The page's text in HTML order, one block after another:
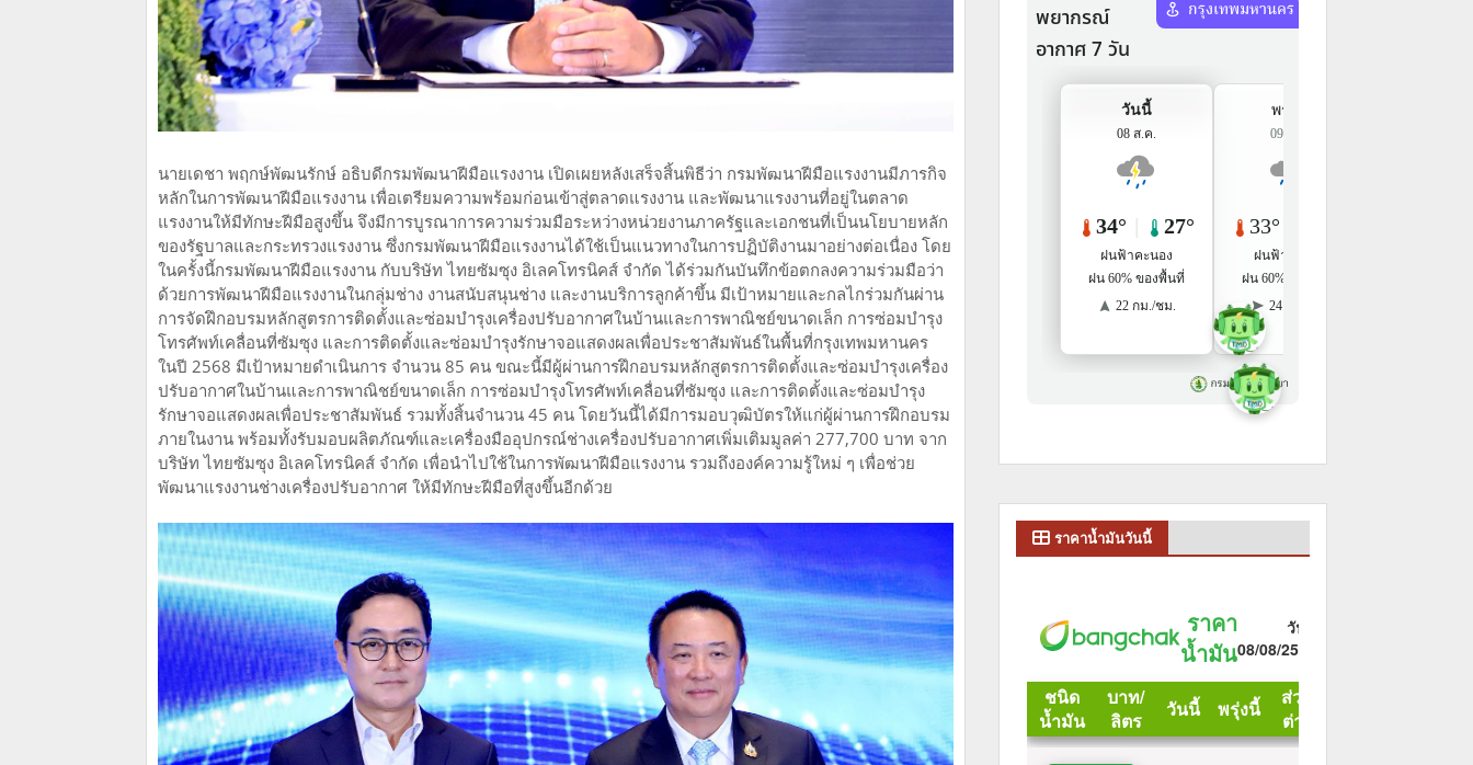
นายเดชา พฤกษ์พัฒนรักษ์ อธิบดีกรมพัฒนาฝีมือแรงงาน เปิดเผยหลังเสร็จสิ้นพิธีว่า กรมพัฒนาฝีมือแรงงานมีภารกิจ
หลักในการพัฒนาฝีมือแรงงาน เพื่อเตรียมความพร้อมก่อนเข้าสู่ตลาดแรงงาน และพัฒนาแรงงานที่อยู่ในตลาด
แรงงานให้มีทักษะฝีมือสูงขึ้น จึงมีการบูรณาการความร่วมมือระหว่างหน่วยงานภาครัฐและเอกชนที่เป็นนโยบายหลัก
ของรัฐบาลและกระทรวงแรงงาน ซึ่งกรมพัฒนาฝีมือแรงงานได้ใช้เป็นแนวทางในการปฏิบัติงานมาอย่างต่อเนื่อง โดย
ในครั้งนี้กรมพัฒนาฝีมือแรงงาน กับบริษัท ไทยซัมซุง อิเลคโทรนิคส์ จำกัด ได้ร่วมกันบันทึกข้อตกลงความร่วมมือว่า
ด้วยการพัฒนาฝีมือแรงงานในกลุ่มช่าง งานสนับสนุนช่าง และงานบริการลูกค้าขึ้น มีเป้าหมายและกลไกร่วมกันผ่าน
การจัดฝึกอบรมหลักสูตรการติดตั้งและซ่อมบำรุงเครื่องปรับอากาศในบ้านและการพาณิชย์ขนาดเล็ก การซ่อมบำรุง
โทรศัพท์เคลื่อนที่ซัมซุง และการติดตั้งและซ่อมบำรุงรักษาจอแสดงผลเพื่อประชาสัมพันธ์ในพื้นที่กรุงเทพมหานคร
ในปี 2568 มีเป้าหมายดำเนินการ จำนวน 85 คน ขณะนี้มีผู้ผ่านการฝึกอบรมหลักสูตรการติดตั้งและซ่อมบำรุงเครื่อง
ปรับอากาศในบ้านและการพาณิชย์ขนาดเล็ก การซ่อมบำรุงโทรศัพท์เคลื่อนที่ซัมซุง และการติดตั้งและซ่อมบำรุง
รักษาจอแสดงผลเพื่อประชาสัมพันธ์ รวมทั้งสิ้นจำนวน 45 คน โดยวันนี้ได้มีการมอบวุฒิบัตรให้แก่ผู้ผ่านการฝึกอบรม
ภายในงาน พร้อมทั้งรับมอบผลิตภัณฑ์และเครื่องมืออุปกรณ์ช่างเครื่องปรับอากาศเพิ่มเติมมูลค่า 277,700 บาท จาก
บริษัท ไทยซัมซุง อิเลคโทรนิคส์ จำกัด เพื่อนำไปใช้ในการพัฒนาฝีมือแรงงาน รวมถึงองค์ความรู้ใหม่ ๆ เพื่อช่วย
พัฒนาแรงงานช่างเครื่องปรับอากาศ ให้มีทักษะฝีมือที่สูงขึ้นอีกด้วย
ราคาน้ำมันวันนี้